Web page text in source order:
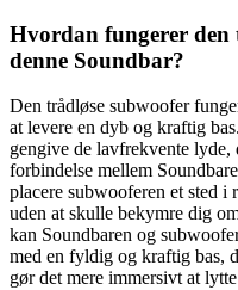
Hvordan fungerer den
denne Soundbar?
Den trådløse subwoofer
at levere en dyb og kraftig
gengive de lavfrekvente lyde,
forbindelse mellem
placere subwooferen et sted i
uden at skulle bekymre dig
kan Soundbaren og
med en fyldig og kraftig bas,
gør det mere immersivt at